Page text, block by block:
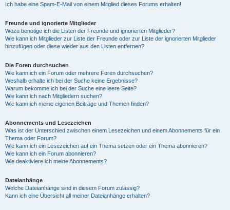
Ich habe eine Spam-E-Mail von einem Mitglied dieses Forums erhalten!
Freunde und ignorierte Mitglieder
Wozu benötige ich die Listen der Freunde und ignorierten Mitglieder?
Wie kann ich Mitglieder zur Liste der Freunde oder zur Liste der ignorierten Mitglieder
hinzufügen oder diese wieder aus den Listen entfernen?
Die Foren durchsuchen
Wie kann ich ein Forum oder mehrere Foren durchsuchen?
Weshalb erhalte ich bei der Suche keine Ergebnisse?
Warum bekomme ich bei der Suche eine leere Seite?
Wie kann ich nach Mitgliedern suchen?
Wie kann ich meine eigenen Beiträge und Themen finden?
Abonnements und Lesezeichen
Was ist der Unterschied zwischen einem Lesezeichen und einem Abonnements für ein
Thema oder Forum?
Wie kann ich ein Lesezeichen auf ein Thema setzen oder ein Thema abonnieren?
Wie kann ich ein Forum abonnieren?
Wie deaktiviere ich meine Abonnements?
Dateianhänge
Welche Dateianhänge sind in diesem Forum zulässig?
Kann ich eine Übersicht all meiner Dateianhänge erhalten?